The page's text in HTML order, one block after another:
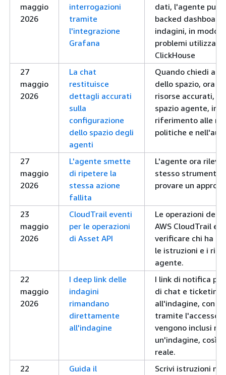
maggio
2026
interrogazioni
tramite
l'integrazione
Grafana
dati, l'agente può
backed
indagini, in modo
problemi
ClickHouse
27
maggio
2026
La chat
restituisce
dettagli accurati
sulla
configurazione
dello spazio degli
agenti
Quando chiedi
dello spazio, ora
risorse accurati,
spazio agente, in
riferimento alle
politiche e
27
maggio
2026
L'agente smette
di ripetere la
stessa azione
fallita
L'agente ora
stesso strumento
provare un
23
maggio
2026
CloudTrail eventi
per le operazioni
di Asset API
Le operazioni
AWS CloudTrail
verificare chi ha
le istruzioni e i
agente.
22
maggio
2026
I deep link delle
indagini
rimandano
direttamente
all'indagine
I link di notifica
di chat e
all'indagine, con
tramite l'accesso
vengono inclusi
un'indagine, così
reale.
22
Guida il Scrivi istruzioni